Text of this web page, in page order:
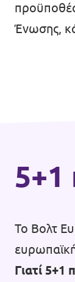
Ένωσης,
5+1
Το Βολτ
Γιατί 5+1